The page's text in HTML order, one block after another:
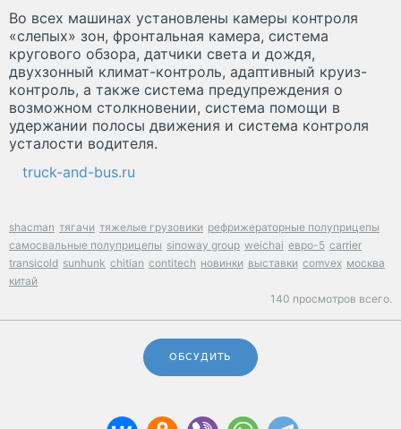
Во всех машинах установлены камеры контроля
«слепых» зон, фронтальная камера, система
кругового обзора, датчики света и дождя,
двухзонный климат-контроль, адаптивный круиз-
контроль, а также система предупреждения о
возможном столкновении, система помощи в
удержании полосы движения и система контроля
усталости водителя.
truck-and-bus.ru
shacman тягачи тяжелые грузовики рефрижераторные полуприцепы
самосвальные полуприцепы sinoway group weichai евро-5 carrier
transicold sunhunk chitian contitech новинки выставки comvex москва
китай
140 просмотров всего.
ОБСУДИТЬ